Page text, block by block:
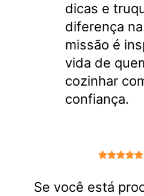
dicas e
diferença
missão é
vida de
cozinhar
confiança.
Se você está